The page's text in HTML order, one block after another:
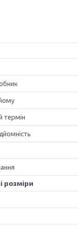
термін
розміри